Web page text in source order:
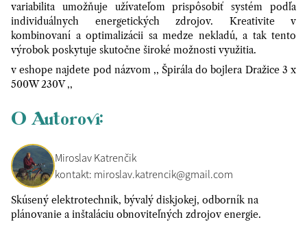
variabilita umožňuje užívateľom prispôsobiť systém podľa
individuálnych energetických zdrojov. Kreativite v
kombinovaní a optimalizácii sa medze nekladú, a tak tento
výrobok poskytuje skutočne široké možnosti využitia.
v eshope najdete pod názvom ,, Špirála do bojlera Dražice 3 x
500W 230V ,,
O Autorovi:
Miroslav Katrenčik
kontakt: miroslav.katrencik@gmail.com
Skúsený elektrotechnik, bývalý diskjokej, odborník na
plánovanie a inštaláciu obnoviteľných zdrojov energie.